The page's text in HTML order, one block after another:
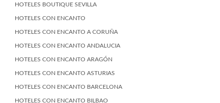
HOTELES BOUTIQUE SEVILLA
HOTELES CON ENCANTO
HOTELES CON ENCANTO A CORUÑA
HOTELES CON ENCANTO ANDALUCIA
HOTELES CON ENCANTO ARAGÓN
HOTELES CON ENCANTO ASTURIAS
HOTELES CON ENCANTO BARCELONA
HOTELES CON ENCANTO BILBAO